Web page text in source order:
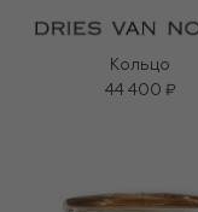
Кольцо
44 400 ₽